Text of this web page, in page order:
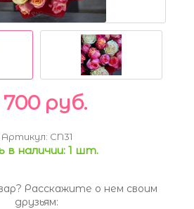
700 руб.
Артикул: CN31
в наличии: 1 шт.
Расскажите о нем своим
друзьям: